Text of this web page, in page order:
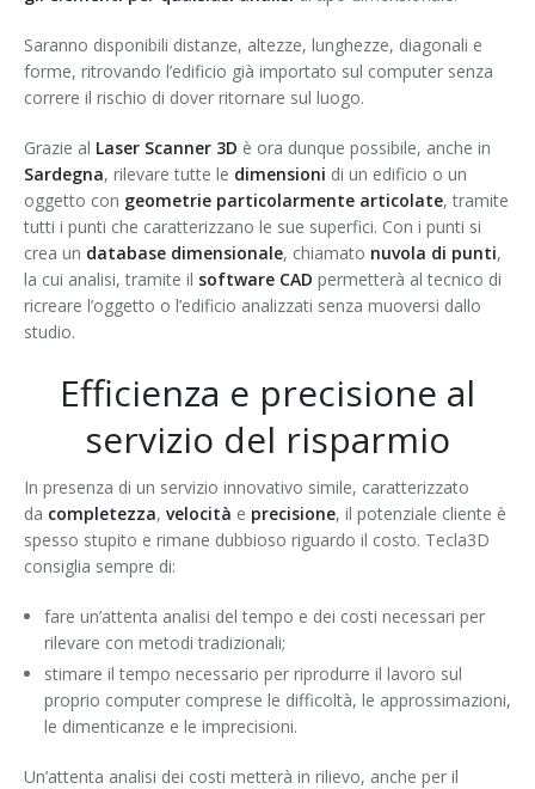
Saranno disponibili distanze, altezze, lunghezze, diagonali e
forme, ritrovando l’edificio già importato sul computer senza
correre il rischio di dover ritornare sul luogo.
Grazie al Laser Scanner 3D è ora dunque possibile, anche in
Sardegna, rilevare tutte le dimensioni di un edificio o un
oggetto con geometrie particolarmente articolate, tramite
tutti i punti che caratterizzano le sue superfici. Con i punti si
crea un database dimensionale, chiamato nuvola di punti,
la cui analisi, tramite il software CAD permetterà al tecnico di
ricreare l’oggetto o l’edificio analizzati senza muoversi dallo
studio.
Efficienza e precisione al
servizio del risparmio
In presenza di un servizio innovativo simile, caratterizzato
da completezza, velocità e precisione, il potenziale cliente è
spesso stupito e rimane dubbioso riguardo il costo. Tecla3D
consiglia sempre di:
fare un’attenta analisi del tempo e dei costi necessari per
rilevare con metodi tradizionali;
stimare il tempo necessario per riprodurre il lavoro sul
proprio computer comprese le difficoltà, le approssimazioni,
le dimenticanze e le imprecisioni.
Un’attenta analisi dei costi metterà in rilievo, anche per il